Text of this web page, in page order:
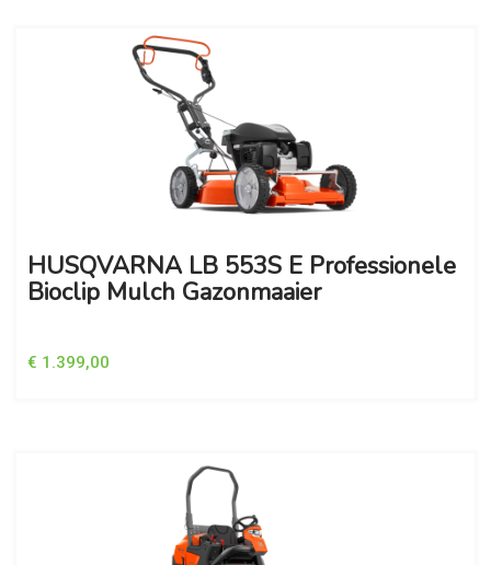
HUSQVARNA LB 553S E Professionele
Bioclip Mulch Gazonmaaier
€ 1.399,00